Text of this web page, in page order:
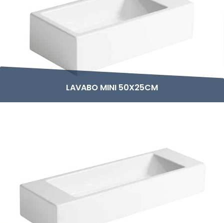
LAVABO MINI 50X25CM